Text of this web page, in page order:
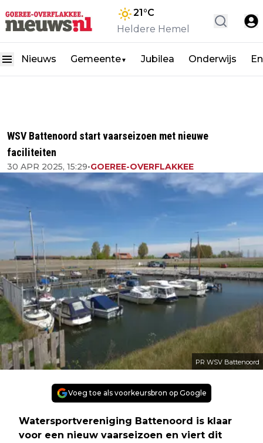
21°C
Heldere Hemel
Nieuws Gemeente▼ Jubilea Onderwijs
WSV Battenoord start vaarseizoen met nieuwe
faciliteiten
30 APR 2025, 15:29•GOEREE-OVERFLAKKEE
PR WSV Battenoord
Voeg toe als voorkeursbron op Google
Watersportvereniging Battenoord is klaar
voor een nieuw vaarseizoen en viert dit